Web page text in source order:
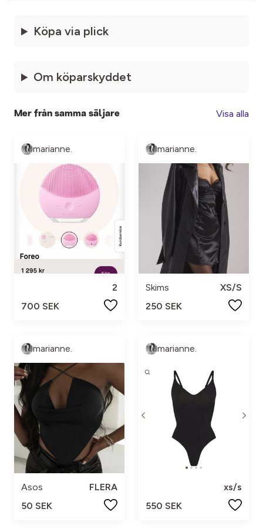
Köpa via plick
Om köparskyddet
Mer från samma säljare Visa alla
marianne.
2
700 SEK
marianne.
Skims
XS/S
250 SEK
marianne.
Asos
FLERA
50 SEK
marianne.
xs/s
550 SEK